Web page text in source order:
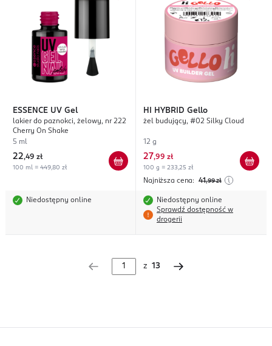
ESSENCE UV Gel
lakier do paznokci, żelowy, nr 222
Cherry On Shake
5 ml
22,49 zł
100 ml = 449,80 zł
Niedostępny online
HI HYBRID Gello
żel budujący, #02 Silky Cloud
12 g
27,99 zł
100 g = 233,25 zł
Najniższa cena: 41,99 zł
Niedostępny online
Sprawdź dostępność w
drogerii
z 13